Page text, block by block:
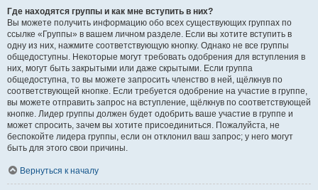
Где находятся группы и как мне вступить в них?
Вы можете получить информацию обо всех существующих группах по
ссылке «Группы» в вашем личном разделе. Если вы хотите вступить в
одну из них, нажмите соответствующую кнопку. Однако не все группы
общедоступны. Некоторые могут требовать одобрения для вступления в
них, могут быть закрытыми или даже скрытыми. Если группа
общедоступна, то вы можете запросить членство в ней, щёлкнув по
соответствующей кнопке. Если требуется одобрение на участие в группе,
вы можете отправить запрос на вступление, щёлкнув по соответствующей
кнопке. Лидер группы должен будет одобрить ваше участие в группе и
может спросить, зачем вы хотите присоединиться. Пожалуйста, не
беспокойте лидера группы, если он отклонил ваш запрос; у него могут
быть для этого свои причины.
Вернуться к началу